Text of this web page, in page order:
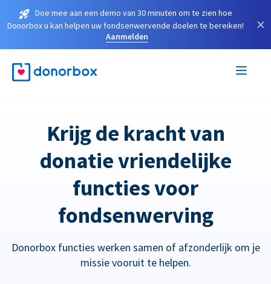
Doe mee aan een demo van 30 minuten om te zien hoe
Donorbox u kan helpen uw fondsenwervende doelen te bereiken!
Aanmelden
×
Krijg de kracht van
donatie vriendelijke
functies voor
fondsenwerving
Donorbox functies werken samen of afzonderlijk om je
missie vooruit te helpen.